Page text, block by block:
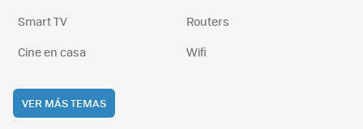
Smart TV
Routers
Cine en casa
Wifi
VER MÁS TEMAS